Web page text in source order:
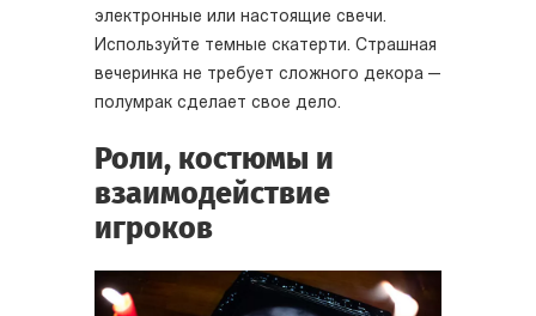
электронные или настоящие свечи.
Используйте темные скатерти. Страшная
вечеринка не требует сложного декора —
полумрак сделает свое дело.
Роли, костюмы и
взаимодействие
игроков